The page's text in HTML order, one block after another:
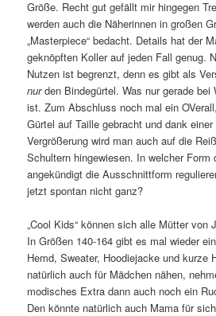
Größe. Recht gut gefällt mir hingegen
werden auch die Näherinnen in großen
„Masterpiece“ bedacht. Details hat der
geknöpften Koller auf jeden Fall genug.
Nutzen ist begrenzt, denn es gibt als
nurden Bindegürtel. Was nur gerade bei
ist. Zum Abschluss noch mal ein
Gürtel auf Taille gebracht und dank
Vergrößerung wird man auch auf die
Schultern hingewiesen. In welcher Form
angekündigt die Ausschnittform
jetzt spontan nicht ganz?
„Cool Kids“ können sich alle Mütter von
In Größen 140-164 gibt es mal wieder
Hemd, Sweater, Hoodiejacke und kurze
natürlich auch für Mädchen nähen,
modisches Extra dann auch noch ein
Den könnte natürlich auch Mama für